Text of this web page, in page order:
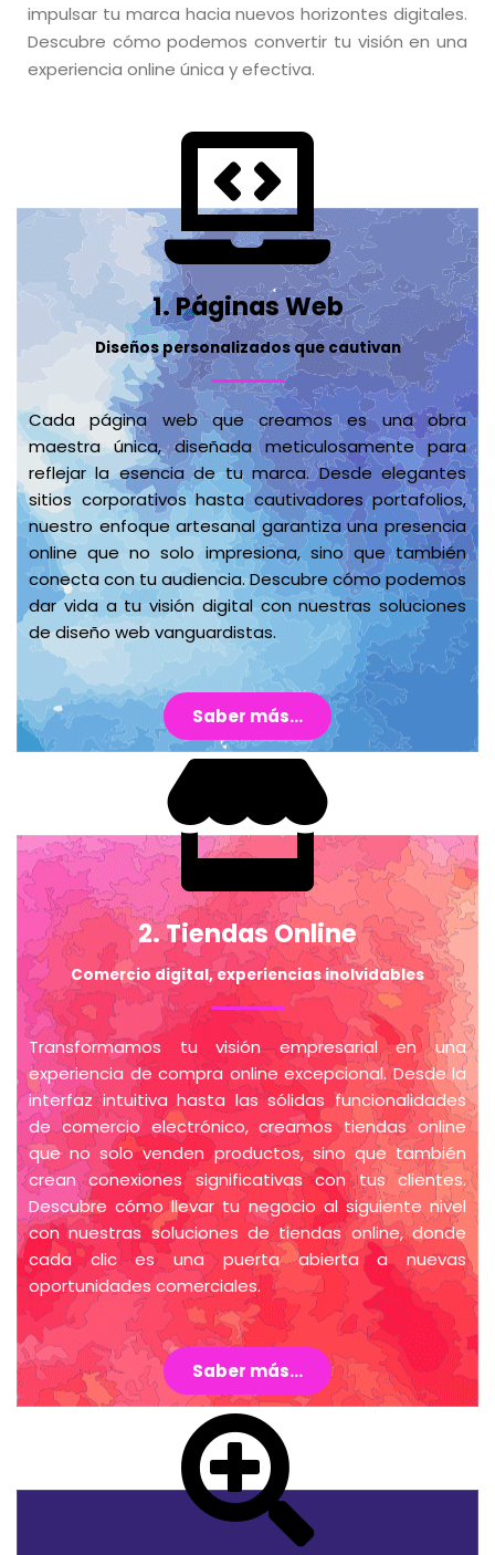
impulsar tu marca hacia nuevos horizontes digitales.
Descubre cómo podemos convertir tu visión en una
experiencia online única y efectiva.
1. Páginas Web
Diseños personalizados que cautivan
Cada página web que creamos es una obra
maestra única, diseñada meticulosamente para
reflejar la esencia de tu marca. Desde elegantes
sitios corporativos hasta cautivadores portafolios,
nuestro enfoque artesanal garantiza una presencia
online que no solo impresiona, sino que también
conecta con tu audiencia. Descubre cómo podemos
dar vida a tu visión digital con nuestras soluciones
de diseño web vanguardistas.
Saber más...
2. Tiendas Online
Comercio digital, experiencias inolvidables
Transformamos tu visión empresarial en una
experiencia de compra online excepcional. Desde la
interfaz intuitiva hasta las sólidas funcionalidades
de comercio electrónico, creamos tiendas online
que no solo venden productos, sino que también
crean conexiones significativas con tus clientes.
Descubre cómo llevar tu negocio al siguiente nivel
con nuestras soluciones de tiendas online, donde
cada clic es una puerta abierta a nuevas
oportunidades comerciales.
Saber más...